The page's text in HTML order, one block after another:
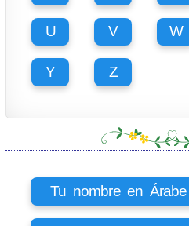
U V W
Y Z
Tu nombre en Árabe